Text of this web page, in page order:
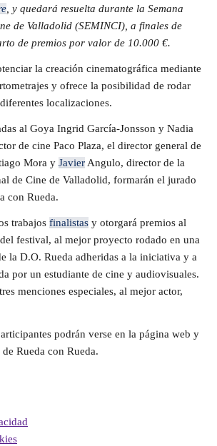
, y quedará resuelta durante la Semana
de Valladolid (SEMINCI), a finales de
de premios por valor de 10.000 €.
la creación cinematográfica mediante
y ofrece la posibilidad de rodar
localizaciones.
al Goya Ingrid García-Jonsson y Nadia
de cine Paco Plaza, el director general de
Mora y Javier Angulo, director de la
de Cine de Valladolid, formarán el jurado
con Rueda.
trabajos finalistas y otorgará premios al
festival, al mejor proyecto rodado en una
la D.O. Rueda adheridas a la iniciativa y a
por un estudiante de cine y audiovisuales.
menciones especiales, al mejor actor,
podrán verse en la página web y
Rueda con Rueda.